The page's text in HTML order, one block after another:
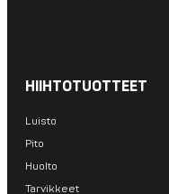
HIIHTOTUOTTEET
Luisto
Pito
Huolto
Tarvikkeet